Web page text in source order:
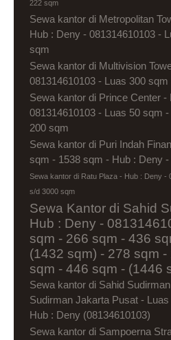
222 sqm
Sewa kantor di Metropolitan
Hub : Deny - 081314610103 -
sqm
Sewa kantor di Multivision
081314610103 - Luas 300
Sewa kantor di Prince Center -
081314610103 - Luas 50 sqm
200 sqm
Sewa kantor di Puri Indah
sqm - 1538 sqm - Hub : Deny -
Sewa kantor di Ratu Plaza - Hub : Deny -
s/d 3000 sqm
Sewa Kantor di Sahid
Hub : Deny -
sqm - 266 sqm - 436
(1432 sqm) - 278 sqm
sqm - 446 sqm - (1446
Sewa kantor di Sahid
Sudirman Jakarta Pusat -
Hub : Deny (08134610103)
Sewa kantor di Sampoerna